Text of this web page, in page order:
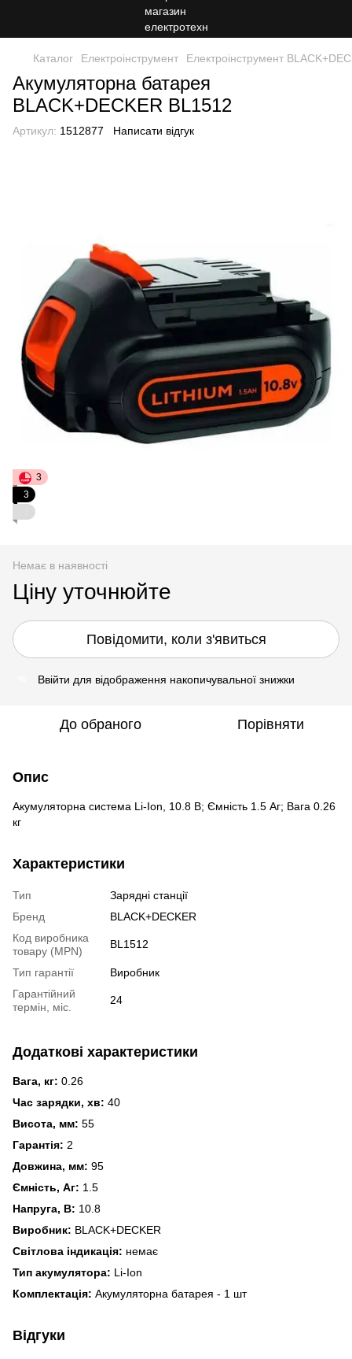
Каталог Електроінструмент Електроінструмент
Акумуляторна батарея
BLACK+DECKER BL1512
Артикул: 1512877 Написати відгук
3
3
Немає в наявності
Ціну уточнюйте
Повідомити, коли з'явиться
Ввійти для відображення накопичувальної знижки
До обраного Порівняти
Опис
Акумуляторна система Li-Ion, 10.8 В; Ємність 1.5 Aг; Вага 0.26
кг
Характеристики
Тип
Зарядні станції
Бренд
BLACK+DECKER
Код виробника
товару (MPN)
BL1512
Тип гарантії
Виробник
Гарантійний
термін, міс.
24
Додаткові характеристики
Вага, кг: 0.26
Час зарядки, хв: 40
Висота, мм: 55
Гарантія: 2
Довжина, мм: 95
Ємність, Аг: 1.5
Напруга, В: 10.8
Виробник: BLACK+DECKER
Світлова індикація: немає
Тип акумулятора: Li-Ion
Комплектація: Акумуляторна батарея - 1 шт
Відгуки